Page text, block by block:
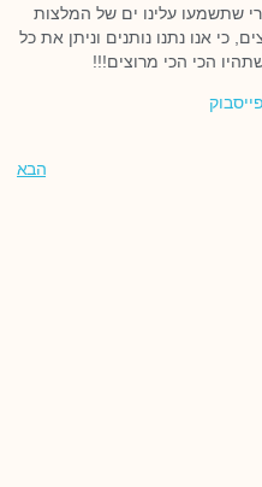
שתשמעו עלינו ים של המלצות
כי אנו נתנו נותנים וניתן את כל
הכי הכי מרוצים!!!
הבא